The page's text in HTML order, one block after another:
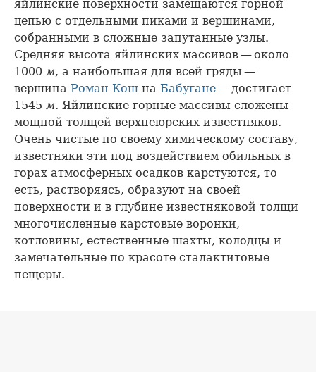
яйлинские поверхности замещаются горной
цепью с отдельными пиками и вершинами,
собранными в сложные запутанные узлы.
Средняя высота яйлинских массивов — около
1000 м, а наибольшая для всей гряды —
вершина Роман-Кош на Бабугане— достигает
1545 м. Яйлинские горные массивы сложены
мощной толщей верхнеюрских известняков.
Очень чистые по своему химическому составу,
известняки эти под воздействием обильных в
горах атмосферных осадков карстуются, то
есть, растворяясь, образуют на своей
поверхности и в глубине известняковой толщи
многочисленные карстовые воронки,
котловины, естественные шахты, колодцы и
замечательные по красоте сталактитовые
пещеры.